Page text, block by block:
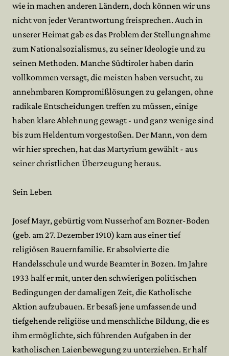
wie in machen anderen Ländern, doch können wir uns
nicht von jeder Verantwortung freisprechen. Auch in
unserer Heimat gab es das Problem der Stellungnahme
zum Nationalsozialismus, zu seiner Ideologie und zu
seinen Methoden. Manche Südtiroler haben darin
vollkommen versagt, die meisten haben versucht, zu
annehmbaren Kompromißlösungen zu gelangen, ohne
radikale Entscheidungen treffen zu müssen, einige
haben klare Ablehnung gewagt - und ganz wenige sind
bis zum Heldentum vorgestoßen. Der Mann, von dem
wir hier sprechen, hat das Martyrium gewählt - aus
seiner christlichen Überzeugung heraus.
Sein Leben
Josef Mayr, gebürtig vom Nusserhof am Bozner-Boden
(geb. am 27. Dezember 1910) kam aus einer tief
religiösen Bauernfamilie. Er absolvierte die
Handelsschule und wurde Beamter in Bozen. Im Jahre
1933 half er mit, unter den schwierigen politischen
Bedingungen der damaligen Zeit, die Katholische
Aktion aufzubauen. Er besaß jene umfassende und
tiefgehende religiöse und menschliche Bildung, die es
ihm ermöglichte, sich führenden Aufgaben in der
katholischen Laienbewegung zu unterziehen. Er half